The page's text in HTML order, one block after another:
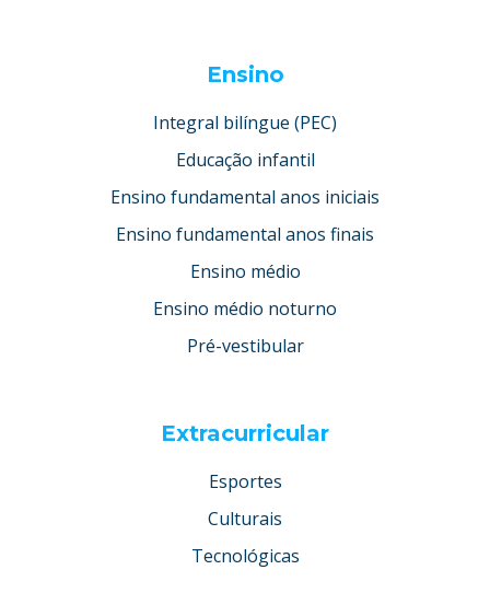
Ensino
Integral bilíngue (PEC)
Educação infantil
Ensino fundamental anos iniciais
Ensino fundamental anos finais
Ensino médio
Ensino médio noturno
Pré-vestibular
Extracurricular
Esportes
Culturais
Tecnológicas